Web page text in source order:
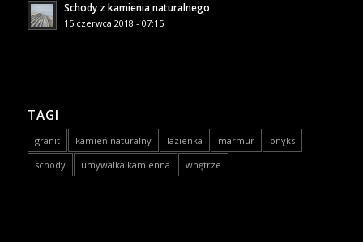
Schody z kamienia naturalnego
15 czerwca 2018 - 07:15
TAGI
granit kamień naturalny lazienka marmur
onyks
schody
umywalka kamienna wnętrze